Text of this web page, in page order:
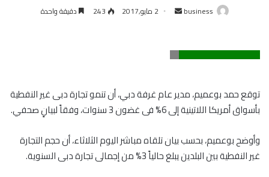
business
أرسل 2 مايو,2017 243 دقيقة واحدة
توقع حمد بوعميم، مدير عام غرفة دبي، أن تنمو تجارة دبى غير النفطية
بأسواق أمريكا اللاتينية إلى 6% فى غضون 3 سنوات، وفقاً لبيانٍ صحفي.
وأوضح بوعميم، بحسب بيان تلقاه مباشر اليوم الثلاثاء، أن حجم التجارة
غير النفطية بين البلدين يبلغ حالياً 3% من إجمالى تجارة دبى السنوية.